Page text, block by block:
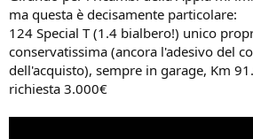
u
s
s
i
o
n
e
i
o
ma questa è decisamente particolare:
124 Special T (1.4 bialbero!) unico
conservatissima (ancora l'adesivo del
dell'acquisto), sempre in garage, Km
richiesta 3.000€